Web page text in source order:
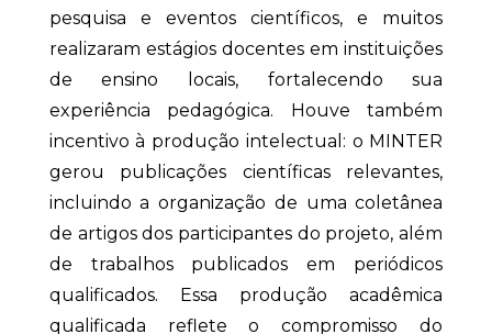
pesquisa e eventos científicos, e muitos
realizaram estágios docentes em instituições
de ensino locais, fortalecendo sua
experiência pedagógica. Houve também
incentivo à produção intelectual: o MINTER
gerou publicações científicas relevantes,
incluindo a organização de uma coletânea
de artigos dos participantes do projeto, além
de trabalhos publicados em periódicos
qualificados. Essa produção acadêmica
qualificada reflete o compromisso do